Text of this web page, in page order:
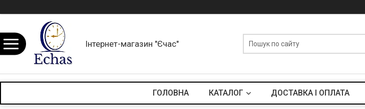
Інтернет-магазин "Єчас"
ГОЛОВНА КАТАЛОГ ДОСТАВКА І ОПЛАТА